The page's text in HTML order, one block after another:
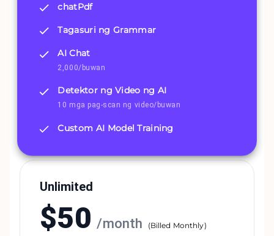
chatPdf
Tagasuri ng Grammar
AI Chat
2,000/buwan
Detektor ng Video ng AI
10 mga pag-scan ng video/buwan
Custom AI Model Training
Unlimited
$50 /month (Billed Monthly)